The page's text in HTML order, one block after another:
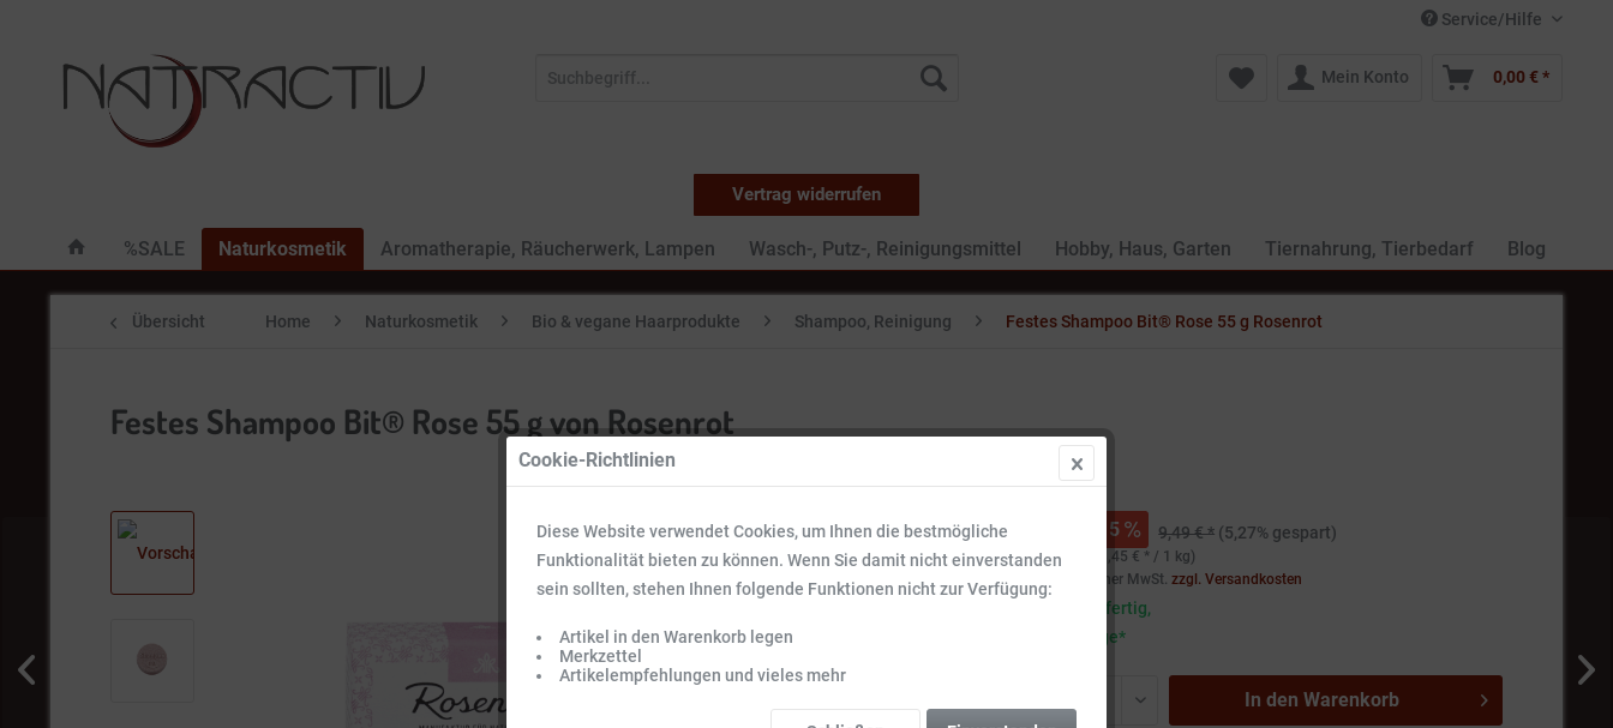
Service/Hilfe
Mein Konto 0,00 € *
Vertrag widerrufen
%SALE Naturkosmetik Aromatherapie, Räucherwerk, Lampen Wasch-, Putz-, Reinigungsmittel Hobby, Haus, Garten Tiernahrung, Tierbedarf Blog
Übersicht Home Naturkosmetik Bio & vegane Haarprodukte Shampoo, Reinigung Festes Shampoo Bit® Rose 55 g Rosenrot
Festes Shampoo Bit® Rose 55 g von Rosenrot
8,99 € * 5 9,49 € * (5,27% gespart)
Inhalt:0.055 kg (163,45 € * / 1 kg)
Preise inkl. gesetzlicher MwSt.zzgl. Versandkosten
Sofort versandfertig,
Lieferzeit 3-5 Tage*
In den Warenkorb
Cookie-Richtlinien
Diese Website verwendet Cookies, um Ihnen die bestmögliche
Funktionalität bieten zu können. Wenn Sie damit nicht einverstanden
sein sollten, stehen Ihnen folgende Funktionen nicht zur Verfügung:
Artikel in den Warenkorb legen
Merkzettel
Artikelempfehlungen und vieles mehr